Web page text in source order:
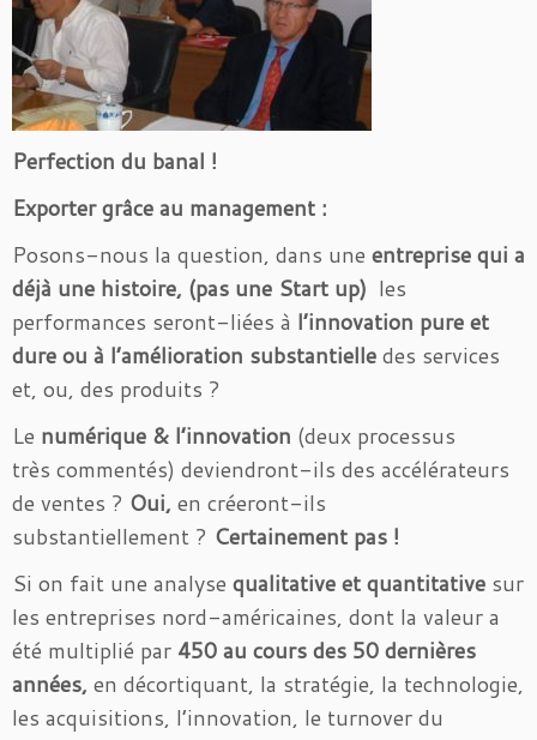
Perfection du banal !
Exporter grâce au management :
Posons-nous la question, dans une entreprise qui a
déjà une histoire, (pas une Start up) les
performances seront-liées à l’innovation pure et
dure ou à l’amélioration substantielledes services
et, ou, des produits ?
Le numérique & l’innovation (deux processus
très commentés) deviendront-ils des accélérateurs
de ventes ? Oui, en créeront-ils
substantiellement ? Certainement pas !
Si on fait une analyse qualitative et quantitative sur
les entreprises nord-américaines, dont la valeur a
été multiplié par 450 au cours des 50 dernières
années, en décortiquant, la stratégie, la technologie,
les acquisitions, l’innovation, le turnover du